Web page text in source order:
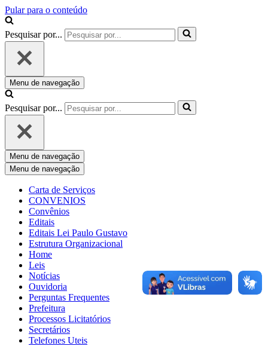
Pular para o conteúdo
Pesquisar por...
Menu de navegação
Pesquisar por...
Menu de navegação
Menu de navegação
Carta de Serviços
CONVENIOS
Convênios
Editais
Editais Lei Paulo Gustavo
Estrutura Organizacional
Home
Leis
Notícias
Ouvidoria
Perguntas Frequentes
Prefeitura
Processos Licitatórios
Secretários
Telefones Uteis